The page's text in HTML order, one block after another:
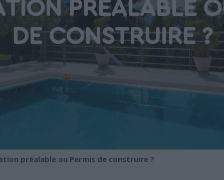
PRÉALABLE
DE CONSTRUIRE ?
préalable ou Permis de construire ?